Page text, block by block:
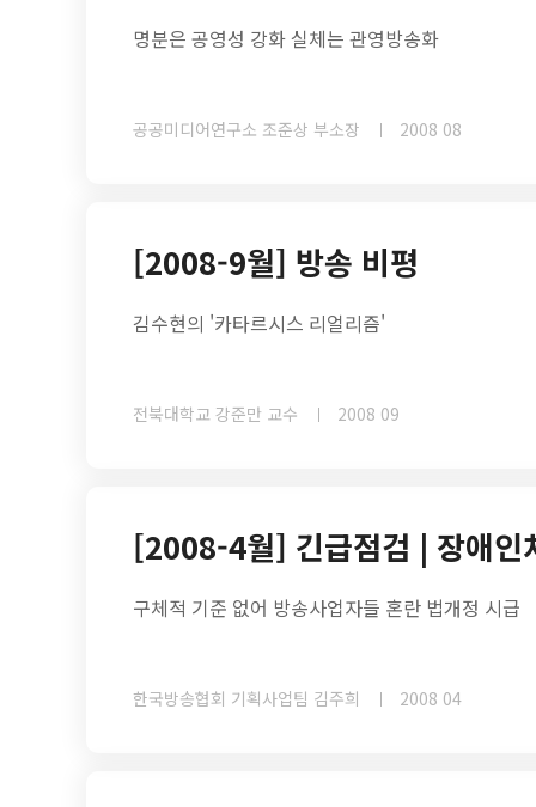
명분은 공영성 강화 실체는 관영방송화
공공미디어연구소 조준상 부소장 2008 08
[2008-9월] 방송 비평
김수현의 '카타르시스 리얼리즘'
전북대학교 강준만 교수 2008 09
[2008-4월] 긴급점검 | 장애인
구체적 기준 없어 방송사업자들 혼란 법개정 시급
한국방송협회 기획사업팀 김주희 2008 04